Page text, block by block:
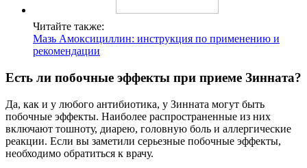
Читайте также:
Мазь Амоксициллин: инструкция по применению и
рекомендации
Есть ли побочные эффекты при приеме Зинната?
Да, как и у любого антибиотика, у Зинната могут быть
побочные эффекты. Наиболее распространенные из них
включают тошноту, диарею, головную боль и аллергические
реакции. Если вы заметили серьезные побочные эффекты,
необходимо обратиться к врачу.